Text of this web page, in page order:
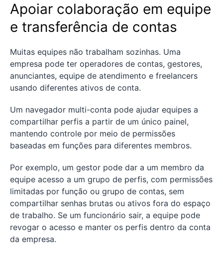
Apoiar colaboração em equipe
e transferência de contas
Muitas equipes não trabalham sozinhas. Uma
empresa pode ter operadores de contas, gestores,
anunciantes, equipe de atendimento e freelancers
usando diferentes ativos de conta.
Um navegador multi-conta pode ajudar equipes a
compartilhar perfis a partir de um único painel,
mantendo controle por meio de permissões
baseadas em funções para diferentes membros.
Por exemplo, um gestor pode dar a um membro da
equipe acesso a um grupo de perfis, com permissões
limitadas por função ou grupo de contas, sem
compartilhar senhas brutas ou ativos fora do espaço
de trabalho. Se um funcionário sair, a equipe pode
revogar o acesso e manter os perfis dentro da conta
da empresa.